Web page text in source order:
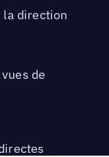
la direction
de